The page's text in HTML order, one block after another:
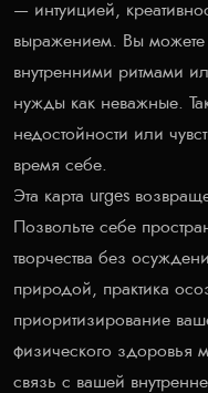
— интуицией,
выражением. Вы можете
внутренними ритмами
нужды как неважные.
недостойности или
время себе.
Эта карта urges
Позвольте себе
творчества без
природой, практика
приоритизирование
физического здоровья
связь с вашей